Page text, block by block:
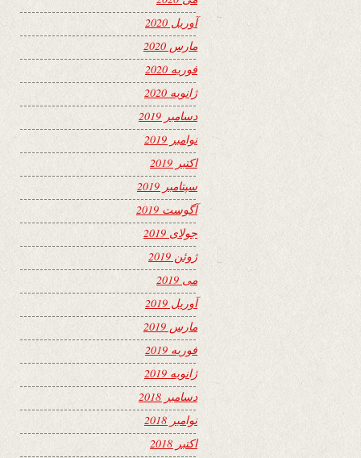
آوریل 2020
مارس 2020
فوریه 2020
ژانویه 2020
دسامبر 2019
نوامبر 2019
اکتبر 2019
سپتامبر 2019
آگوست 2019
جولای 2019
ژوئن 2019
می 2019
آوریل 2019
مارس 2019
فوریه 2019
ژانویه 2019
دسامبر 2018
نوامبر 2018
اکتبر 2018